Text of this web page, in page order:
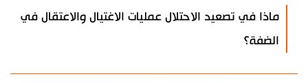
ماذا في تصعيد الاحتلال عمليات الاغتيال والاعتقال في
الضفة؟